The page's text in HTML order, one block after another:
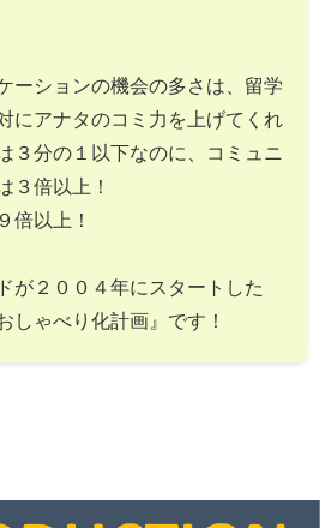
ーションの機会の多さは、留学
にアナタのコミ力を上げてくれ
３分の１以下なのに、コミュニ
３倍以上！
倍以上！
が２００４年にスタートした
しゃべり化計画』です！